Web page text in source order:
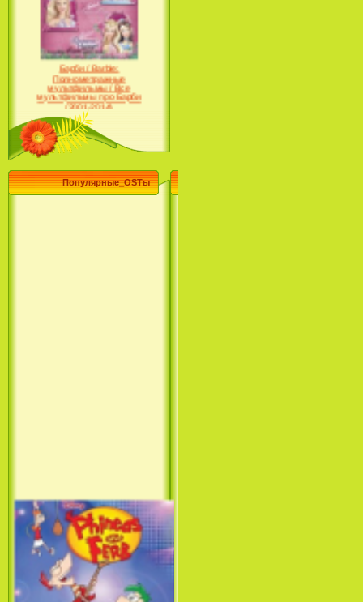
Барби / Barbie:
Полнометражные
мультфильмы / Все
мультфильмы про Барби
(2001-2014)
Фархат: Принц Персии /
Популярные_OSTы